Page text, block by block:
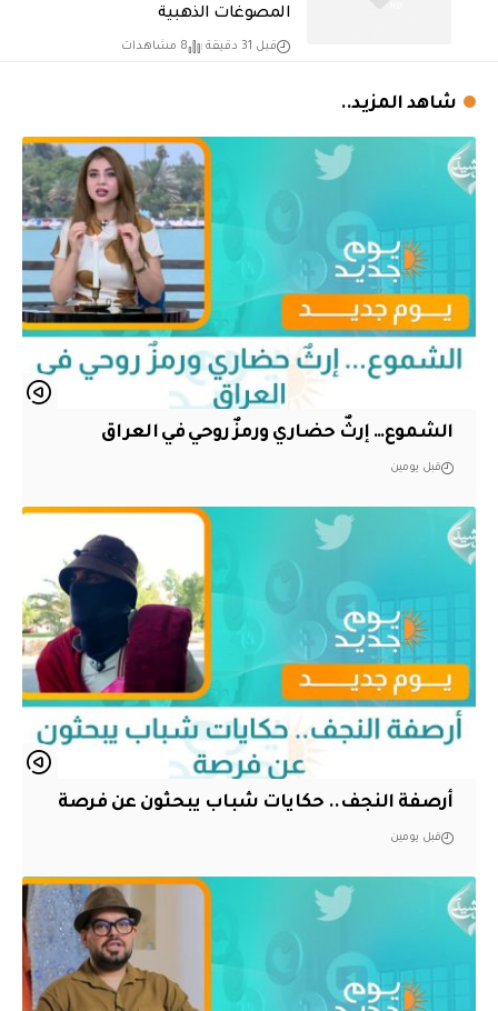
المصوغات الذهبية
قبل 31 دقيقة 8 مشاهدات
شاهد المزيد..
الشموع… إرثٌ حضاري ورمزٌ روحي في العراق
قبل يومين
أرصفة النجف.. حكايات شباب يبحثون عن فرصة
قبل يومين